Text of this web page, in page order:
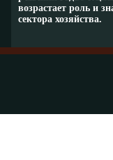
возрастает роль и
сектора хозяйства.